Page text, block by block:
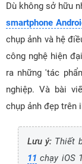
Dù không sở hữu
smartphone
chụp ảnh và hệ
công nghệ hiện
ra những 'tác
nghiệp. Và bài
chụp ảnh đẹp trên
Lưu ý: Thiết
11 chạy iOS